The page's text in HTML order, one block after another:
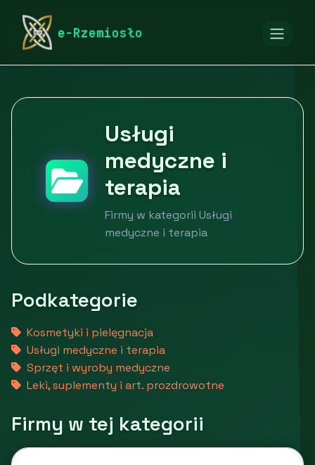
e-Rzemiosło
rymarstwo-poznan.pl
Usługi medyczne i terapia
Usługi
medyczne i
terapia
Firmy w kategorii Usługi
medyczne i terapia
Podkategorie
Kosmetyki i pielęgnacja
Usługi medyczne i terapia
Sprzęt i wyroby medyczne
Leki, suplementy i art. prozdrowotne
Firmy w tej kategorii